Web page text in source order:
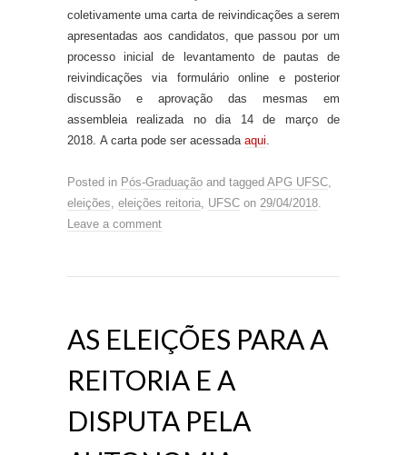
coletivamente uma carta de reivindicações a serem
apresentadas aos candidatos, que passou por um
processo inicial de levantamento de pautas de
reivindicações via formulário online e posterior
discussão e aprovação das mesmas em
assembleia realizada no dia 14 de março de
2018. A carta pode ser acessada aqui.
Posted in Pós-Graduação and tagged APG UFSC,
eleições, eleições reitoria, UFSC on 29/04/2018.
Leave a comment
AS ELEIÇÕES PARA A
REITORIA E A
DISPUTA PELA